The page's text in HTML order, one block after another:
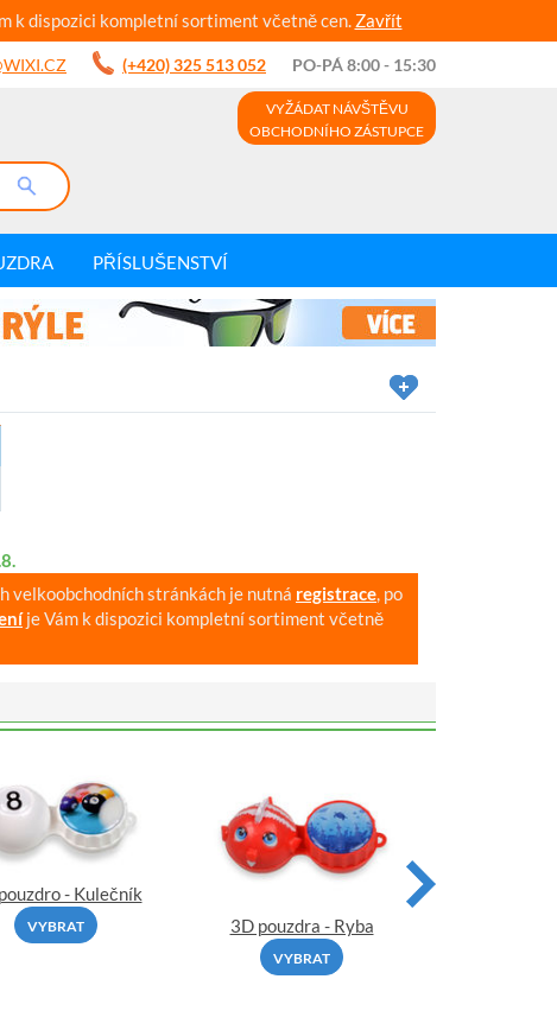
k dispozici kompletní sortiment včetně cen. Zavřít
(+420) 325 513 052 PO-PÁ 8:00 - 15:30
VYŽÁDAT NÁVŠTĚVU
OBCHODNÍHO ZÁSTUPCE
PŘÍSLUŠENSTVÍ
velkoobchodních stránkách je nutná registrace, po
je Vám k dispozici kompletní sortiment včetně
- Kulečník
VYBRAT 3D pouzdra - Ryba
VYBRAT